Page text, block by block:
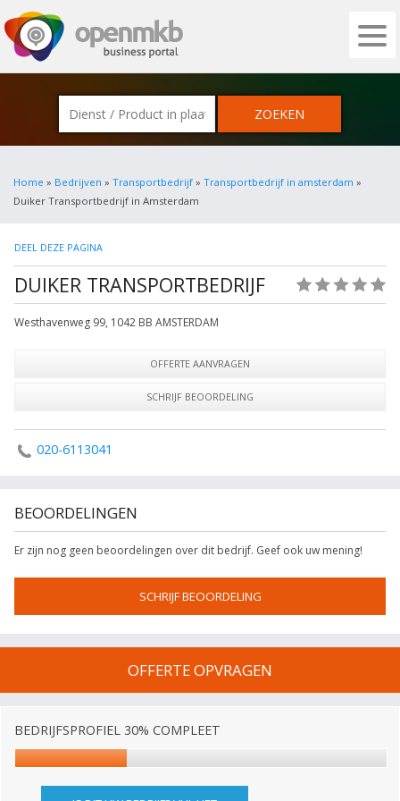
OPENMKB - DE ZAKELIJKE PORTAL
Home » Bedrijven » Transportbedrijf » Transportbedrijf in amsterdam »
Duiker Transportbedrijf in Amsterdam
DEEL DEZE PAGINA
DUIKER TRANSPORTBEDRIJF
Westhavenweg 99, 1042 BB AMSTERDAM
OFFERTE AANVRAGEN
SCHRIJF BEOORDELING
020-6113041
BEOORDELINGEN
Er zijn nog geen beoordelingen over dit bedrijf. Geef ook uw mening!
SCHRIJF BEOORDELING
OFFERTE OPVRAGEN
BEDRIJFSPROFIEL 30% COMPLEET